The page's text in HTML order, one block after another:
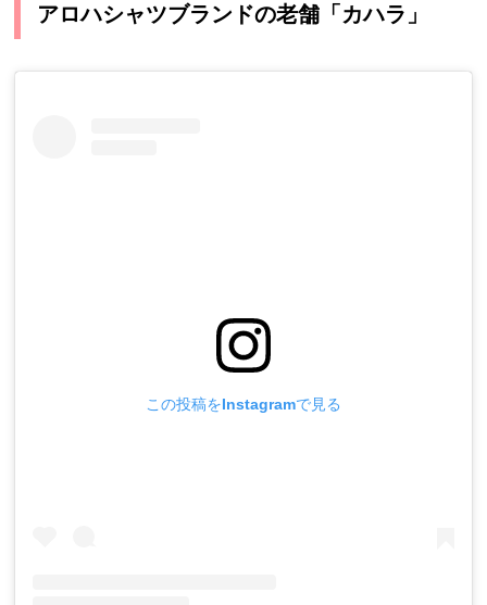
アロハシャツブランドの老舗「カハラ」
この投稿をInstagramで見る